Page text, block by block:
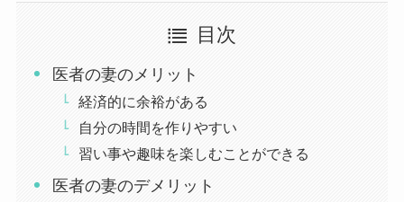
目次
医者の妻のメリット
経済的に余裕がある
自分の時間を作りやすい
習い事や趣味を楽しむことができる
医者の妻のデメリット